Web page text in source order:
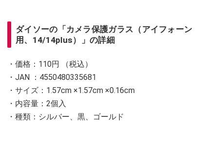
ダイソーの「カメラ保護ガラス（アイフォーン
用、14/14plus）」の詳細
・価格：110円 （税込）
・JAN ：4550480335681
・サイズ：1.57cm ×1.57cm ×0.16cm
・内容量：2個入
・種類：シルバー、黒、ゴールド